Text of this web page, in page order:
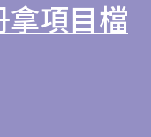
的大堂令大廈
電梯大堂的設
多用途的商場
拿項目檔